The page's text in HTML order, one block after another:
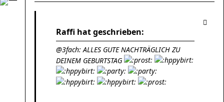
Raffi hat geschrieben:
@3fach: ALLES GUTE NACHTRÄGLICH ZU
DEINEM GEBURTSTAG